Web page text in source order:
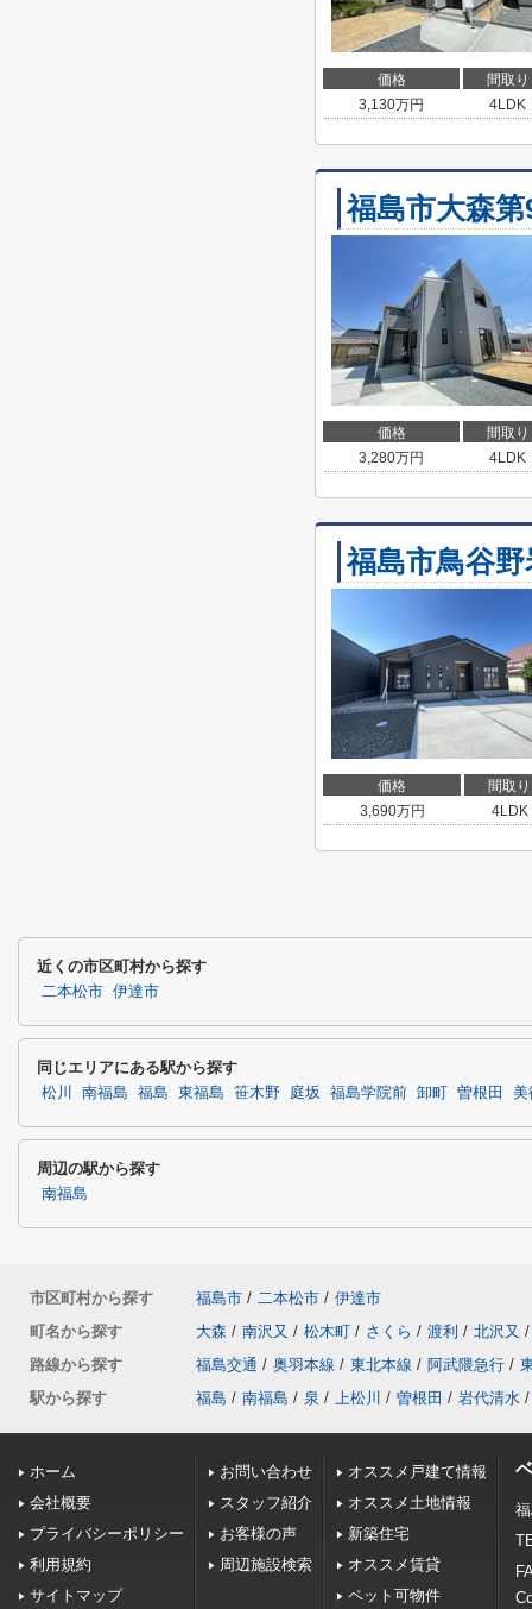
価格
間取り
3,130万円 4LDK
福島市大森
価格
間取り
3,280万円 4LDK
福島市鳥谷
価格
間取り
3,690万円 4LDK
近くの市区町村から探す
二本松市 伊達市
同じエリアにある駅から探す
松川 南福島 福島 東福島 笹木野 庭坂 福島学院前 卸町 曽根田 美
周辺の駅から探す
南福島
市区町村から探す 福島市 / 二本松市 / 伊達市
町名から探す
大森 / 南沢又 / 松木町 / さくら / 渡利 / 北沢又 /
路線から探す
福島交通 / 奥羽本線 / 東北本線 / 阿武隈急行 /
駅から探す
福島 / 南福島 / 泉 / 上松川 / 曽根田 / 岩代清水 /
ホーム
会社概要
プライバシーポリシー
利用規約
サイトマップ
お問い合わせ
スタッフ紹介
お客様の声
周辺施設検索
オススメ戸建て情報
オススメ土地情報
新築住宅
オススメ賃貸
ペット可物件